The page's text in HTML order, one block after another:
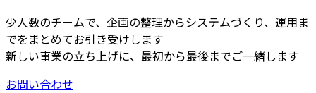
少人数のチームで、企画の整理からシステムづくり、運用ま
でをまとめてお引き受けします
新しい事業の立ち上げに、最初から最後までご一緒します
お問い合わせ